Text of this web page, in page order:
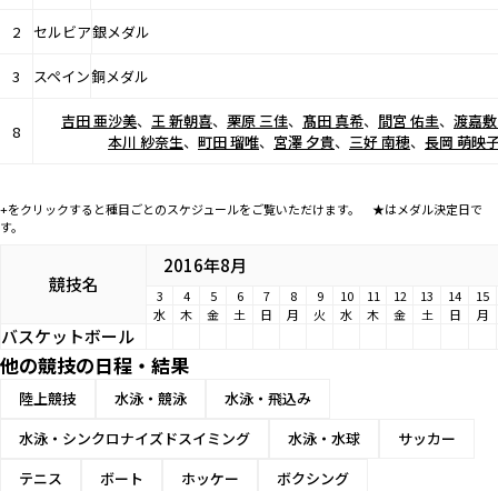
2 セルビア銀メダル
3 スペイン銅メダル
8 吉田 亜沙美、 王 新朝喜、 栗原 三佳、 髙田 真希、 間宮 佑圭、 渡嘉
本川 紗奈生、 町田 瑠唯、 宮澤 夕貴、 三好 南穂、 長岡 萌映
+をクリックすると種目ごとのスケジュールをご覧いただけます。 ★はメダル決定日で
す。
競技名
2016年8月
3 4 5 6 7 8 9 10 11 12 13 14
15
水
木 金 土 日 月 火 水 木 金 土 日 月
バスケットボール
他の競技の日程・結果
陸上競技 水泳・競泳
水泳・飛込み
水泳・シンクロナイズドスイミング
水泳・水球
サッカー
テニス
ボート ホッケー
ボクシング